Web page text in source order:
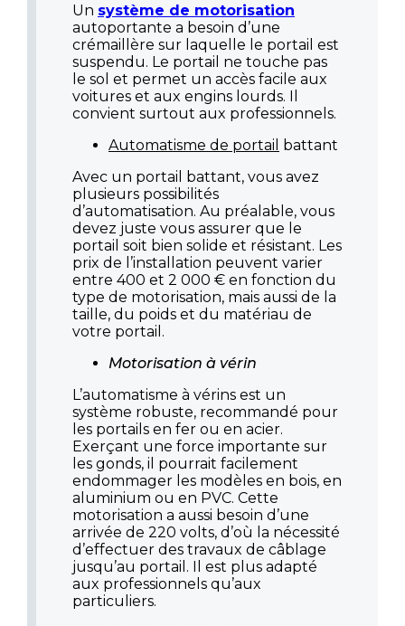
Un système de motorisation
autoportante a besoin d’une
crémaillère sur laquelle le portail est
suspendu. Le portail ne touche pas
le sol et permet un accès facile aux
voitures et aux engins lourds. Il
convient surtout aux professionnels.
Automatisme de portail battant
Avec un portail battant, vous avez
plusieurs possibilités
d’automatisation. Au préalable, vous
devez juste vous assurer que le
portail soit bien solide et résistant. Les
prix de l’installation peuvent varier
entre 400 et 2 000 € en fonction du
type de motorisation, mais aussi de la
taille, du poids et du matériau de
votre portail.
Motorisation à vérin
L’automatisme à vérins est un
système robuste, recommandé pour
les portails en fer ou en acier.
Exerçant une force importante sur
les gonds, il pourrait facilement
endommager les modèles en bois, en
aluminium ou en PVC. Cette
motorisation a aussi besoin d’une
arrivée de 220 volts, d’où la nécessité
d’effectuer des travaux de câblage
jusqu’au portail. Il est plus adapté
aux professionnels qu’aux
particuliers.